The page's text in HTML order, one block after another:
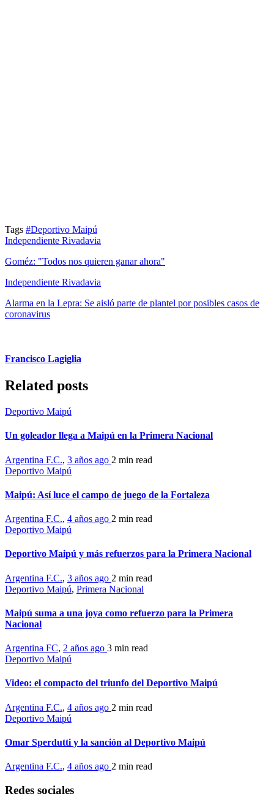
Tags #Deportivo Maipú
Independiente Rivadavia
Goméz: "Todos nos quieren ganar ahora"
Independiente Rivadavia
Alarma en la Lepra: Se aisló parte de plantel por posibles casos de
coronavirus
Francisco Lagiglia
Related posts
Deportivo Maipú
Un goleador llega a Maipú en la Primera Nacional
Argentina F.C., 3 años ago 2 min read
Deportivo Maipú
Maipú: Así luce el campo de juego de la Fortaleza
Argentina F.C., 4 años ago 2 min read
Deportivo Maipú
Deportivo Maipú y más refuerzos para la Primera Nacional
Argentina F.C., 3 años ago 2 min read
Deportivo Maipú, Primera Nacional
Maipú suma a una joya como refuerzo para la Primera
Nacional
Argentina FC, 2 años ago 3 min read
Deportivo Maipú
Video: el compacto del triunfo del Deportivo Maipú
Argentina F.C., 4 años ago 2 min read
Deportivo Maipú
Omar Sperdutti y la sanción al Deportivo Maipú
Argentina F.C., 4 años ago 2 min read
Redes sociales